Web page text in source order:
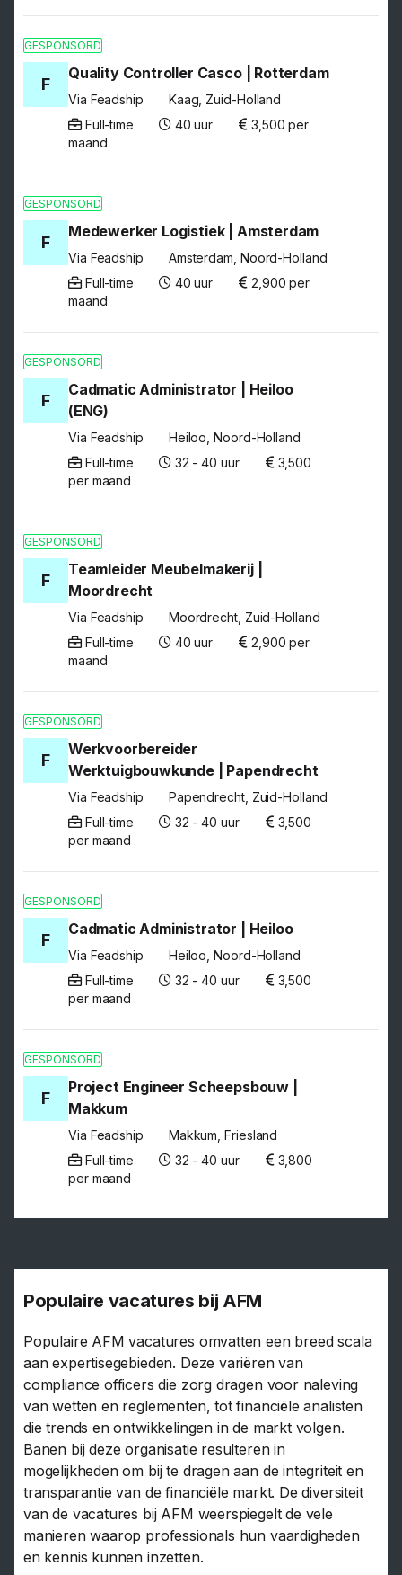
GESPONSORD
F
Quality Controller Casco | Rotterdam
Via Feadship
Kaag, Zuid-Holland
Full-time
40 uur
3,500 per
maand
GESPONSORD
F
Medewerker Logistiek | Amsterdam
Via Feadship
Amsterdam, Noord-Holland
Full-time
40 uur
2,900 per
maand
GESPONSORD
F
Cadmatic Administrator | Heiloo
(ENG)
Via Feadship
Heiloo, Noord-Holland
Full-time
32 - 40 uur
3,500
per maand
GESPONSORD
F
Teamleider Meubelmakerij |
Moordrecht
Via Feadship
Moordrecht, Zuid-Holland
Full-time
40 uur
2,900 per
maand
GESPONSORD
F
Werkvoorbereider
Werktuigbouwkunde | Papendrecht
Via Feadship
Papendrecht, Zuid-Holland
Full-time
32 - 40 uur
3,500
per maand
GESPONSORD
F
Cadmatic Administrator | Heiloo
Via Feadship
Heiloo, Noord-Holland
Full-time
32 - 40 uur
3,500
per maand
GESPONSORD
F
Project Engineer Scheepsbouw |
Makkum
Via Feadship
Makkum, Friesland
Full-time
32 - 40 uur
3,800
per maand
Populaire vacatures bij AFM
Populaire AFM vacatures omvatten een breed scala
aan expertisegebieden. Deze variëren van
compliance officers die zorg dragen voor naleving
van wetten en reglementen, tot financiële analisten
die trends en ontwikkelingen in de markt volgen.
Banen bij deze organisatie resulteren in
mogelijkheden om bij te dragen aan de integriteit en
transparantie van de financiële markt. De diversiteit
van de vacatures bij AFM weerspiegelt de vele
manieren waarop professionals hun vaardigheden
en kennis kunnen inzetten.